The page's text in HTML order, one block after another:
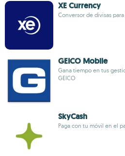
XE Currency
Conversor de divisas
GEICO Mobile
Gana tiempo en tus
GEICO
SkyCash
Paga con tu móvil en el